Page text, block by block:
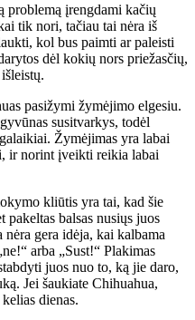
problemą įrengdami kačių
tik nori, tačiau tai nėra iš
kol bus paimti ar paleisti
dėl kokių nors priežasčių,
pasižymi žymėjimo elgesiu.
susitvarkys, todėl
Žymėjimas yra labai
ir norint įveikti reikia labai
kliūtis yra tai, kad šie
pakeltas balsas nusiųs juos
gera idėja, kai kalbama
arba „Sust!“ Plakimas
juos nuo to, ką jie daro,
Jei šaukiate Chihuahua,
dienas.